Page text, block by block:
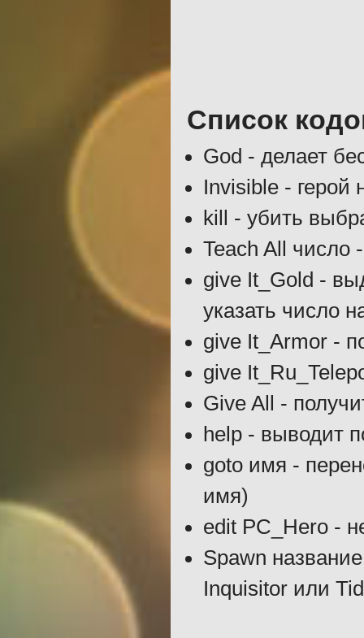
Список
God - делает
Invisible - герой
kill - убить
Teach All число
give It_Gold -
указать число
give It_Armor -
give
Give All -
help - выводит
goto имя -
имя)
edit PC_Hero -
Spawn
Inquisitor или